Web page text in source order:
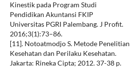
Kinestik pada Program Studi
Pendidikan Akuntansi FKIP
Universitas PGRI Palembang. J Profit.
2016;3(1):73–86.
[11]. Notoatmodjo S. Metode Penelitian
Kesehatan dan Perilaku Kesehatan.
Jakarta: Rineka Cipta; 2012. 37-38 p.